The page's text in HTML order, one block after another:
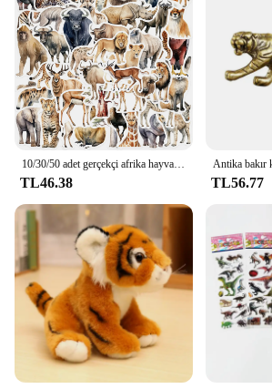
10/30/50 adet gerçekçi afrika hayvanlar çıkartmalar kaplanlar leoparlar filler DIY seyahat bagaj buzdolabı dizüstü Graffiti Sticker çocuklar
TL46.38 TL56.77